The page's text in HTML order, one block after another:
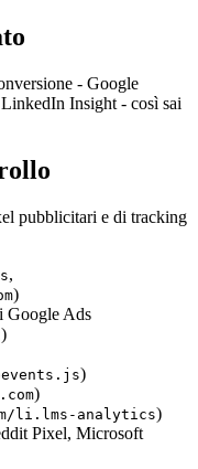
- Google
Insight - così sai
pubblicitari e di tracking
,
)
Google Ads
)
)
)
li.lms-analytics)
Pixel, Microsoft